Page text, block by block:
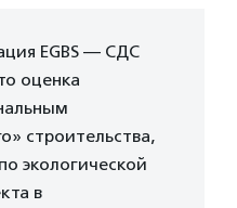
EGBS — СДС
оценка
строительства,
экологической
в